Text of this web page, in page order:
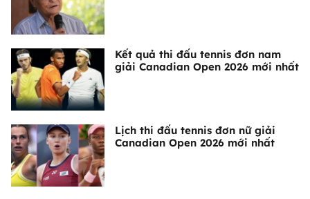
Kết quả thi đấu tennis đơn nam
giải Canadian Open 2026 mới nhất
Lịch thi đấu tennis đơn nữ giải
Canadian Open 2026 mới nhất